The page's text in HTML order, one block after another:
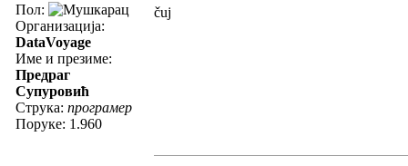
Пол:
Организација:
DataVoyage
Име и презиме:
Предраг
Супуровић
Струка: програмер
Поруке: 1.960
čuj